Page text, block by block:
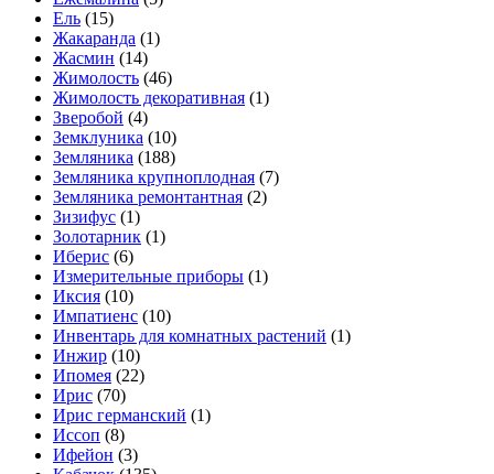
Ель (15)
Жакаранда (1)
Жасмин (14)
Жимолость (46)
Жимолость декоративная (1)
Зверобой (4)
Земклуника (10)
Земляника (188)
Земляника крупноплодная (7)
Земляника ремонтантная (2)
Зизифус (1)
Золотарник (1)
Иберис (6)
Измерительные приборы (1)
Иксия (10)
Импатиенс (10)
Инвентарь для комнатных растений (1)
Инжир (10)
Ипомея (22)
Ирис (70)
Ирис германский (1)
Иссоп (8)
Ифейон (3)